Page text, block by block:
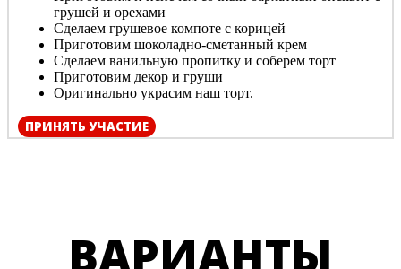
грушей и орехами
Сделаем грушевое компоте с корицей
Приготовим шоколадно-сметанный крем
Сделаем ванильную пропитку и соберем торт
Приготовим декор и груши
Оригинально украсим наш торт.
ПРИНЯТЬ УЧАСТИЕ
ВАРИАНТЫ